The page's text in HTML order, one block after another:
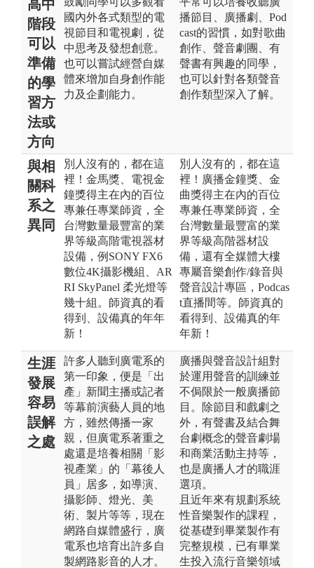
高中
階段
可以
準備
的學
習方
法或
方向
國內外各式類型的電
視節目和電視劇，從
中思考及發想創意。
也可以嘗試經營自媒
體來增加自身創作能
力及企劃能力。
播節目、廣播劇、Pod
cast的習慣，如對歌曲
創作、聲音劇團、有
聲書有興趣的同學，
也可以針對各類聲音
創作類型深入了解。
與相
關科
系之
異同
別人沒有的，都在這
裡！金馬獎、電視金
鐘獎得主在內的百位
專兼任專業師資，全
台灣數量最豐富的業
界等級高階電視器材
設備，例SONY FX6
數位4K攝影機組、AR
RI SkyPanel 柔光燈等
幾十組。師資真的看
得到、設備真的年年
新！
別人沒有的，都在這
裡！廣播金鐘獎、金
曲獎得主在內的百位
專兼任專業師資，全
台灣數量最豐富的業
界等級高階器材設
備，還有全媒體大樓
專屬音樂創作/錄音與
聲音設計專區，Podcas
t直播間等。師資真的
看得到、設備真的年
年新！
生涯
發展
容易
誤解
之處
許多人聽到廣電系的
第一印象，便是「出
產」新聞主播或記者
等幕前演藝人員的地
方，雖然傳播一家
親，但廣電系著重之
處還是培養相關「影
視產業」的「幕後人
員」居多，如導演、
攝影師、燈光、美
術、製片等等，現在
網路自媒體盛行，廣
電系也培育出許多自
製網路影音的人才。
廣播與聲音設計組對
於運用聲音的訓練並
不侷限於一般廣播節
目。除節目和戲劇之
外，有聲書及結合舞
台劇概念的聲音劇場
和商業活動主持等，
也是廣播人才的職涯
選項。
且近年來有規劃系統
性音樂製作的課程，
從基礎到畢業製作有
完整規模，已有畢業
生投入流行音樂領域